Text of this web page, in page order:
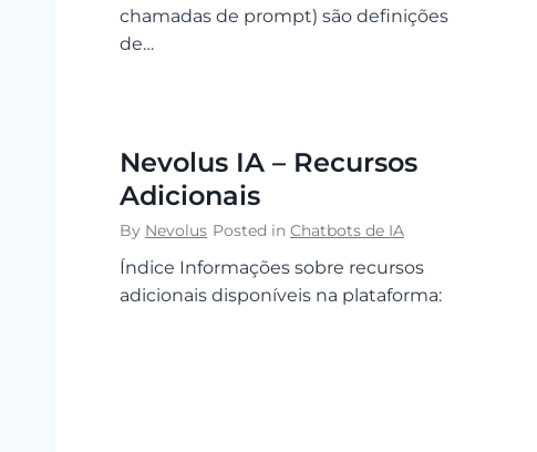
chamadas de prompt) são definições
de…
Nevolus IA – Recursos
Adicionais
By Nevolus Posted in Chatbots de IA
Índice Informações sobre recursos
adicionais disponíveis na plataforma: